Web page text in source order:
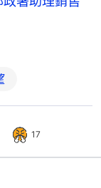
17